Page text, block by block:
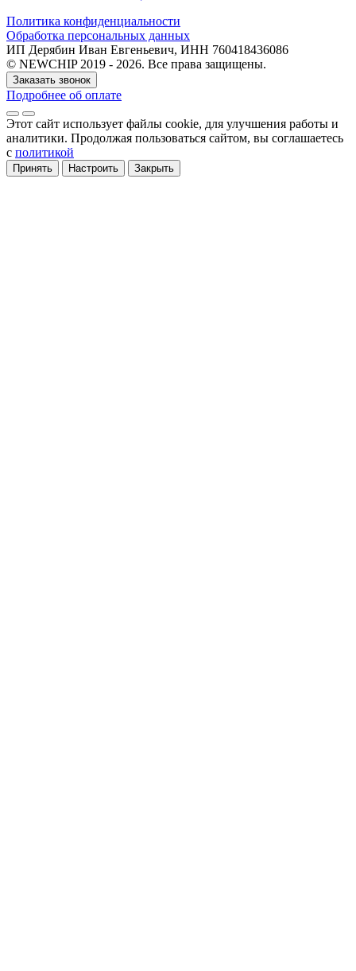
Политика конфиденциальности
Обработка персональных данных
ИП Дерябин Иван Евгеньевич, ИНН 760418436086
© NEWCHIP 2019 - 2026. Все права защищены.
Заказать звонок
Подробнее об оплате
Этот сайт использует файлы cookie, для улучшения работы и
аналитики. Продолжая пользоваться сайтом, вы соглашаетесь
с политикой
Принять Настроить Закрыть